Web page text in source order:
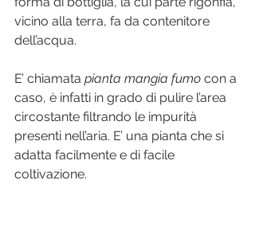
vicino alla terra, fa da contenitore
dell’acqua.
E’ chiamata pianta mangia fumo con a
caso, è infatti in grado di pulire l’area
circostante filtrando le impurità
presenti nell’aria. E’ una pianta che si
adatta facilmente e di facile
coltivazione.